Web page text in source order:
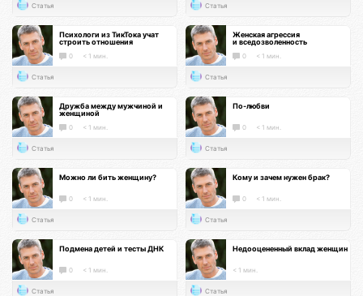
Статья Статья
Психологи из ТикТока учат
строить отношения
0 < 1 мин.
Статья
Женская агрессия
и вседозволенность
0 < 1 мин.
Статья
Дружба между мужчиной и
женщиной
0 < 1 мин.
Статья
По-любви
0 < 1 мин.
Статья
Можно ли бить женщину?
0 < 1 мин.
Статья
Кому и зачем нужен брак?
0 < 1 мин.
Статья
Подмена детей и тесты ДНК
0 < 1 мин.
Статья
Недооцененный вклад женщин
< 1 мин.
Статья